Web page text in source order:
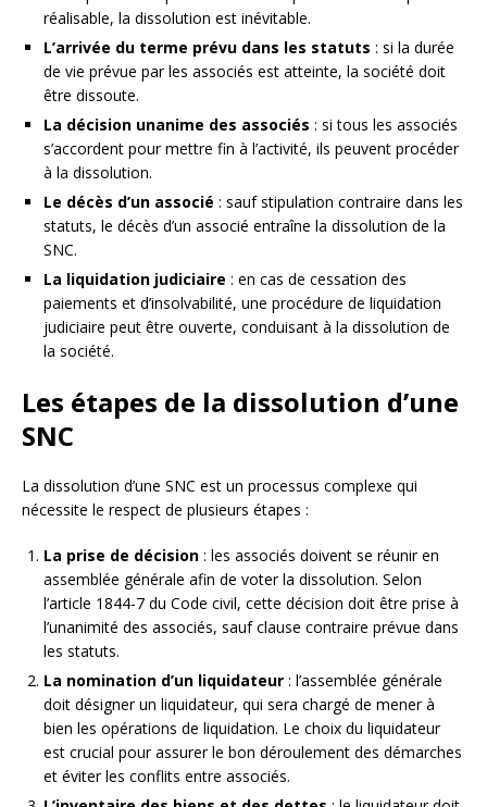
réalisable, la dissolution est inévitable.
L’arrivée du terme prévu dans les statuts : si la durée
de vie prévue par les associés est atteinte, la société doit
être dissoute.
La décision unanime des associés : si tous les associés
s’accordent pour mettre fin à l’activité, ils peuvent procéder
à la dissolution.
Le décès d’un associé : sauf stipulation contraire dans les
statuts, le décès d’un associé entraîne la dissolution de la
SNC.
La liquidation judiciaire : en cas de cessation des
paiements et d’insolvabilité, une procédure de liquidation
judiciaire peut être ouverte, conduisant à la dissolution de
la société.
Les étapes de la dissolution d’une
SNC
La dissolution d’une SNC est un processus complexe qui
nécessite le respect de plusieurs étapes :
La prise de décision : les associés doivent se réunir en
assemblée générale afin de voter la dissolution. Selon
l’article 1844-7 du Code civil, cette décision doit être prise à
l’unanimité des associés, sauf clause contraire prévue dans
les statuts.
La nomination d’un liquidateur : l’assemblée générale
doit désigner un liquidateur, qui sera chargé de mener à
bien les opérations de liquidation. Le choix du liquidateur
est crucial pour assurer le bon déroulement des démarches
et éviter les conflits entre associés.